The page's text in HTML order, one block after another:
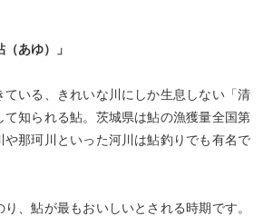
あゆ）」
ている、きれいな川にしか生息しない「清
て知られる鮎。茨城県は鮎の漁獲量全国第
や那珂川といった河川は鮎釣りでも有名で
り、鮎が最もおいしいとされる時期です。